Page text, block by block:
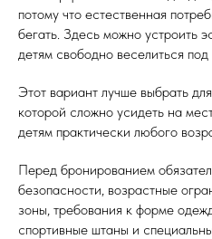
потому что естественная
бегать. Здесь можно устроить
детям свободно веселиться
Этот вариант лучше выбрать
которой сложно усидеть на
детям практически любого
Перед бронированием
безопасности, возрастные
зоны, требования к форме
спортивные штаны и